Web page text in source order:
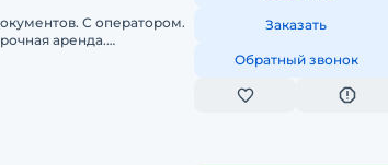
С оператором.
аренда.
Заказать
Обратный звонок